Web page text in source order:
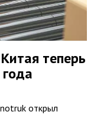
теперь
открыл